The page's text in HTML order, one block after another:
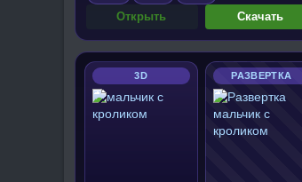
Открыть Скачать
3D РАЗВЕРТКА